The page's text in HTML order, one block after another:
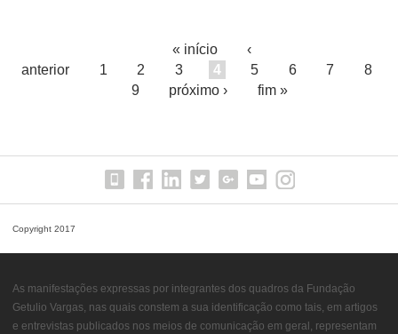
P
a
s
« início
‹
anterior
1 2 3 4 5 6 7
8
9
próximo › fim »
Copyright 2017
As manifestações expressas por integrantes dos quadros da Fundação
Getulio Vargas, nas quais constem a sua identificação como tais, em artigos
e entrevistas publicados nos meios de comunicação em geral, representam